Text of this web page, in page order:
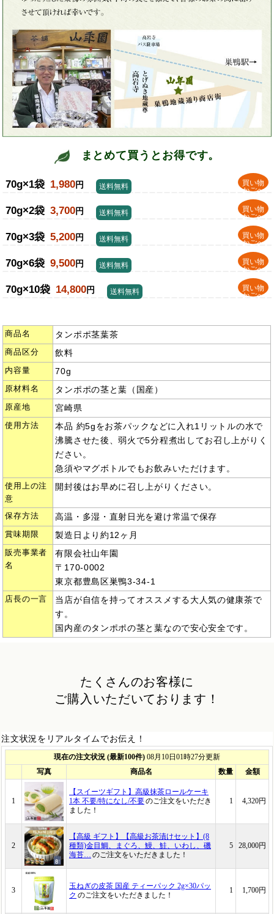
まとめて買うとお得です。
70g×1袋 1,980円
買い物
かごへ
送料無料
70g×2袋 3,700円
買い物
かごへ
送料無料
70g×3袋 5,200円
買い物
かごへ
送料無料
70g×6袋 9,500円
買い物
かごへ
送料無料
70g×10袋 14,800円
買い物
かごへ
送料無料
商品名 タンポポ茎葉茶
商品区分 飲料
内容量 70g
原材料名 タンポポの茎と葉（国産）
原産地 宮崎県
使用方法
本品 約5gをお茶パックなどに入れ1リットルの水で
沸騰させた後、弱火で5分程煮出してお召し上がりく
ださい。
急須やマグボトルでもお飲みいただけます。
使用上の注
意
開封後はお早めに召し上がりください。
保存方法 高温・多湿・直射日光を避け常温で保存
賞味期限 製造日より約12ヶ月
販売事業者
名
有限会社山年園
〒170-0002
東京都豊島区巣鴨3-34-1
店長の一言
当店が自信を持ってオススメする大人気の健康茶で
す。
国内産のタンポポの茎と葉なので安心安全です。
たくさんのお客様に
ご購入いただいております！
注文状況をリアルタイムでお伝え！